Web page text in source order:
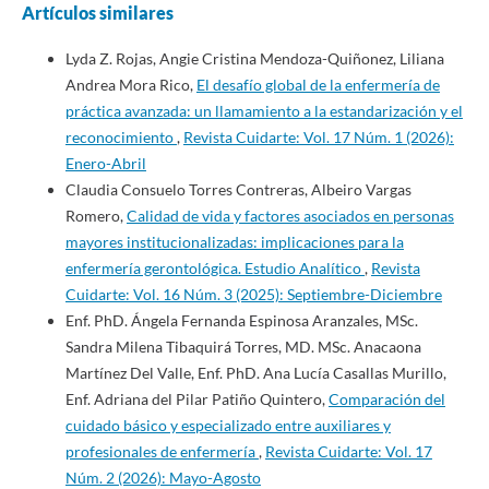
Artículos similares
Lyda Z. Rojas, Angie Cristina Mendoza-Quiñonez, Liliana
Andrea Mora Rico, El desafío global de la enfermería de
práctica avanzada: un llamamiento a la estandarización y el
reconocimiento, Revista Cuidarte: Vol. 17 Núm. 1 (2026):
Enero-Abril
Claudia Consuelo Torres Contreras, Albeiro Vargas
Romero,Calidad de vida y factores asociados en personas
mayores institucionalizadas: implicaciones para la
enfermería gerontológica. Estudio Analítico, Revista
Cuidarte: Vol. 16 Núm. 3 (2025): Septiembre-Diciembre
Enf. PhD. Ángela Fernanda Espinosa Aranzales, MSc.
Sandra Milena Tibaquirá Torres, MD. MSc. Anacaona
Martínez Del Valle, Enf. PhD. Ana Lucía Casallas Murillo,
Enf. Adriana del Pilar Patiño Quintero,Comparación del
cuidado básico y especializado entre auxiliares y
profesionales de enfermería, Revista Cuidarte: Vol. 17
Núm. 2 (2026): Mayo-Agosto